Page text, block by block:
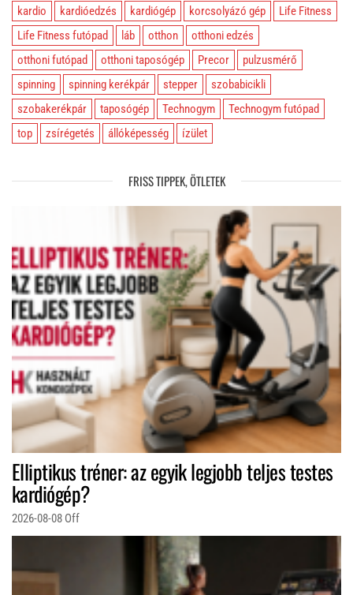
kardio
kardióedzés kardiógép korcsolyázó gép
Life Fitness
Life Fitness futópad
láb otthon
otthoni edzés
otthoni futópad
otthoni taposógép Precor
pulzusmérő
spinning
spinning kerékpár stepper
szobabicikli
szobakerékpár
taposógép Technogym
Technogym futópad
top
zsírégetés állóképesség ízület
FRISS TIPPEK, ÖTLETEK
Elliptikus tréner: az egyik legjobb teljes testes
kardiógép?
2026-08-08 Off